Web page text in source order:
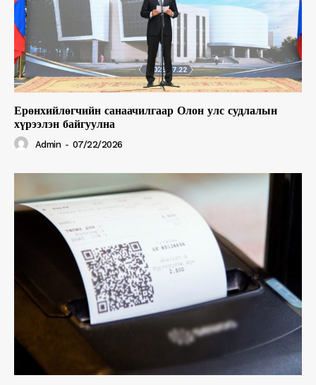
Ерөнхийлөгчийн санаачилгаар Олон улс судлалын
хүрээлэн байгуулна
Admin - 07/22/2026